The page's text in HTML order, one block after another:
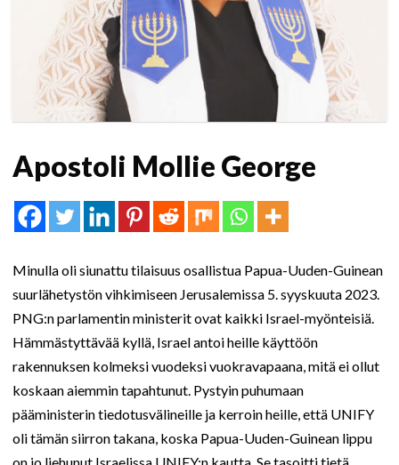
Apostoli Mollie George
Minulla oli siunattu tilaisuus osallistua Papua-Uuden-Guinean
suurlähetystön vihkimiseen Jerusalemissa 5. syyskuuta 2023.
PNG:n parlamentin ministerit ovat kaikki Israel-myönteisiä.
Hämmästyttävää kyllä, Israel antoi heille käyttöön
rakennuksen kolmeksi vuodeksi vuokravapaana, mitä ei ollut
koskaan aiemmin tapahtunut. Pystyin puhumaan
pääministerin tiedotusvälineille ja kerroin heille, että UNIFY
oli tämän siirron takana, koska Papua-Uuden-Guinean lippu